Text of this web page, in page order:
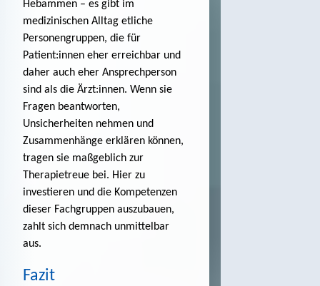
Hebammen – es gibt im
medizinischen Alltag etliche
Personengruppen, die für
Patient:innen eher erreichbar und
daher auch eher Ansprechperson
sind als die Ärzt:innen. Wenn sie
Fragen beantworten,
Unsicherheiten nehmen und
Zusammenhänge erklären können,
tragen sie maßgeblich zur
Therapietreue bei. Hier zu
investieren und die Kompetenzen
dieser Fachgruppen auszubauen,
zahlt sich demnach unmittelbar
aus.
Fazit